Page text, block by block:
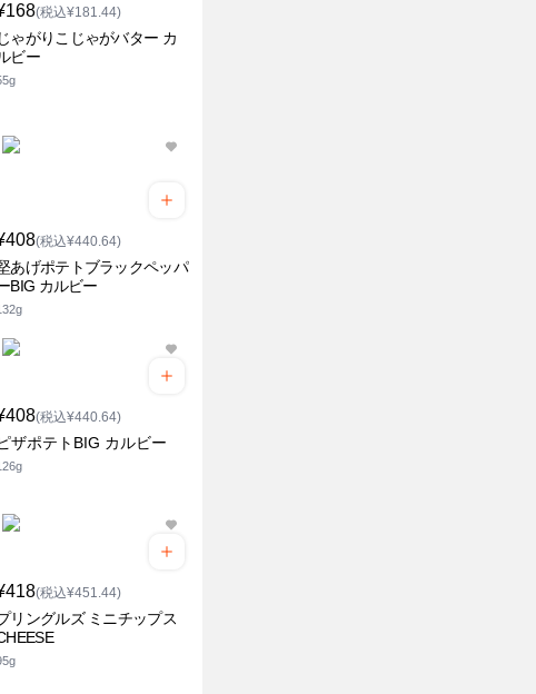
(税込¥181.44)
じゃがりこじゃがバター カ
ビー
(税込¥440.64)
あげポテトブラックペッパ
BIG カルビー
(税込¥440.64)
ザポテトBIG カルビー
(税込¥451.44)
リングルズ ミニチップス